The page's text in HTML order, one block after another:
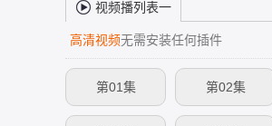
视频播列表一
高清视频无需安装任何插件
第01集 第02集